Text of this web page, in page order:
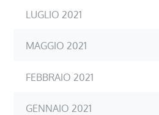
LUGLIO 2021
MAGGIO 2021
FEBBRAIO 2021
GENNAIO 2021